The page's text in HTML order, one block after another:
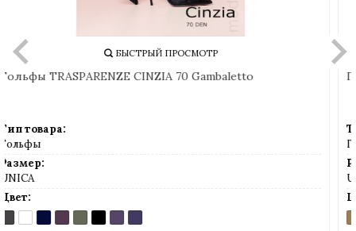
БЫСТРЫЙ ПРОСМОТР
Гольфы MiNiMi COTONE 70 GAMBALETTO
Тип товара:
Гольфы
Размер:
UNICA
Цвет:
NATURALE
(насыщенный
NERO
(черный)